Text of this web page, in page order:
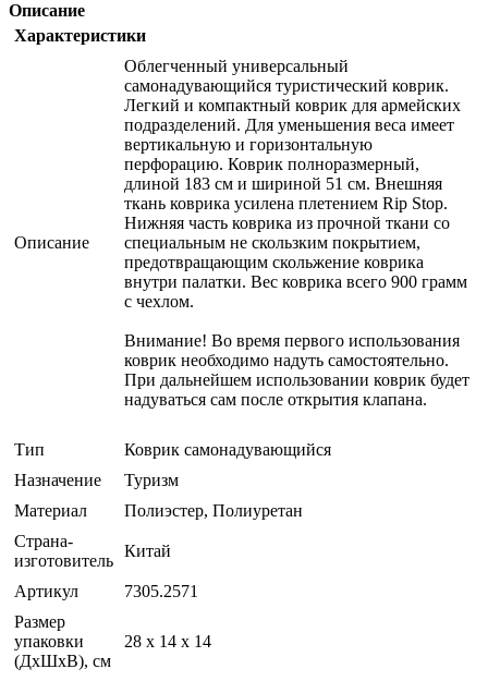
Описание
Характеристики
Описание
Облегченный универсальный
самонадувающийся туристический коврик.
Легкий и компактный коврик для армейских
подразделений. Для уменьшения веса имеет
вертикальную и горизонтальную
перфорацию. Коврик полноразмерный,
длиной 183 см и шириной 51 см. Внешняя
ткань коврика усилена плетением Rip Stop.
Нижняя часть коврика из прочной ткани со
специальным не скользким покрытием,
предотвращающим скольжение коврика
внутри палатки. Вес коврика всего 900 грамм
с чехлом.
Внимание! Во время первого использования
коврик необходимо надуть самостоятельно.
При дальнейшем использовании коврик будет
надуваться сам после открытия клапана.
Тип
Коврик самонадувающийся
Назначение
Туризм
Материал
Полиэстер, Полиуретан
Страна-
изготовитель
Китай
Артикул
7305.2571
Размер
упаковки
(ДхШхВ), см
28 x 14 x 14